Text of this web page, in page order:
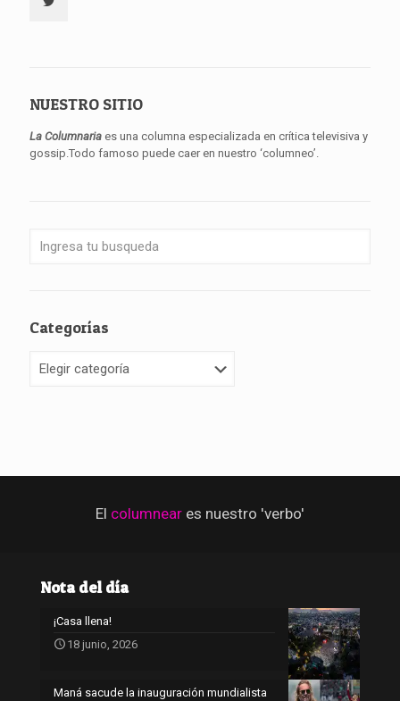
NUESTRO SITIO
La Columnaria es una columna especializada en crítica televisiva y
gossip.Todo famoso puede caer en nuestro ‘columneo’.
Categorías
El columnear es nuestro 'verbo'
Nota del día
¡Casa llena!
18 junio, 2026
Maná sacude la inauguración mundialista